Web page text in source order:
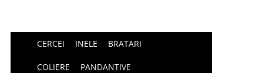
CERCEI INELE BRATARI
COLIERE PANDANTIVE